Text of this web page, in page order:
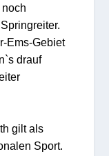
Ems-Gebiet
drauf
gilt als
Sport.